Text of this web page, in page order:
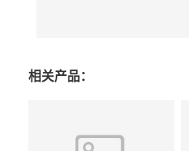
相关产品：